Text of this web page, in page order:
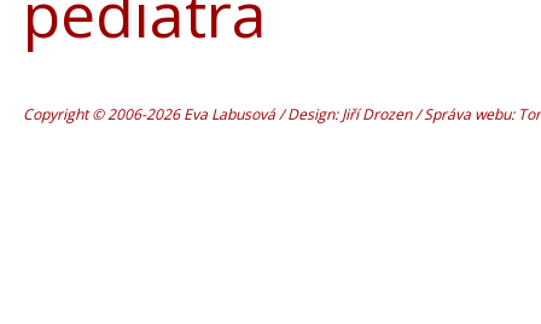
Copyright © 2006-2026 Eva Labusová / Design: Jiří Drozen / Správa webu: